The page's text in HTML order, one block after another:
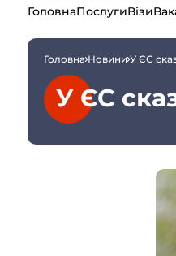
ГоловнаПослугиВізи
Головна Новини У ЄС
У ЄС